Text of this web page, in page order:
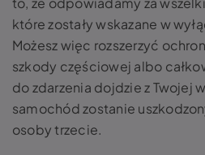
które zostały wskazane w
Możesz więc rozszerzyć
szkody częściowej albo
do zdarzenia dojdzie z Twojej
samochód zostanie
osoby trzecie.